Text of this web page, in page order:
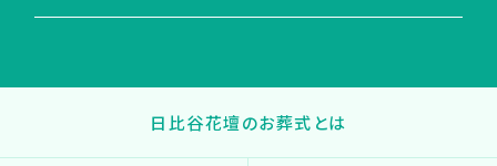
日比谷花壇のお葬式とは